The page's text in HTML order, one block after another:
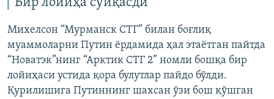
Михелсон “Мурманск СТГ” билан боғлиқ
муаммоларни Путин ёрдамида ҳал этаётган пайтда
“Новатэк”нинг “Арктик СТГ 2” номли бошқа бир
лойиҳаси устида қора булутлар пайдо бўлди.
Қурилишига Путиннинг шахсан ўзи бош қўшган